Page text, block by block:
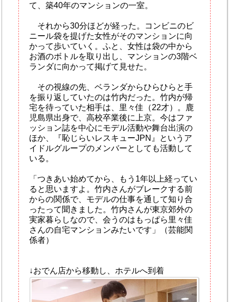
て、築40年のマンションの一室。
それから30分ほどが経った。コンビニのビ
ニール袋を提げた女性がそのマンションに向
かって歩いていく。ふと、女性は袋の中から
お酒のボトルを取り出し、マンションの3階ベ
ランダに向かって掲げて見せた。
その視線の先、ベランダからひらひらと手
を振り返していたのは竹内だった。竹内が帰
宅を待っていた相手は、里々佳（22才）。鹿
児島県出身で、高校卒業後に上京。今はファ
ッション誌を中心にモデル活動や舞台出演の
ほか、『恥じらいレスキューJPN』というア
イドルグループのメンバーとしても活動して
いる。
「つきあい始めてから、もう1年以上経ってい
ると思いますよ。竹内さんがブレークする前
からの関係で、モデルの仕事を通して知り合
ったって聞きました。竹内さんが東京郊外の
実家暮らしなので、会うのはもっぱら里々佳
さんの自宅マンションみたいです」（芸能関
係者）
↓おでん店から移動し、ホテルへ到着